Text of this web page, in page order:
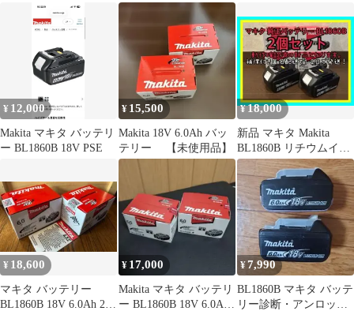
セット
¥ 12,000
Makita マキタ バッテリ
ー BL1860B 18V PSE
¥ 15,500
Makita 18V 6.0Ah バッ
テリー 【未使用品】
¥18,000
新品 マキタ Makita
BL1860B リチウムイオ
ンバッテリー 純正 2個
¥ 18,600
マキタ バッテリー
BL1860B 18V 6.0Ah 2個
¥ 17,000
Makita マキタ バッテリ
ー BL1860B 18V 6.0Ah
¥7,990
BL1860B マキタ バッテ
リー診断・アンロック